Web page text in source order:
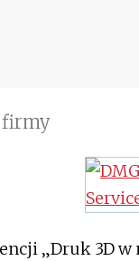
firmy
„Druk 3D